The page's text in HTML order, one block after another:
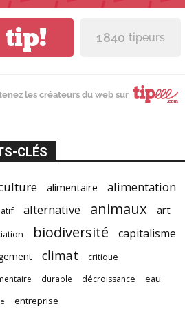
tip! 1 840 tipeurs
les créateurs du web sur
CLÉS
alimentaire alimentation
alternative animaux art
biodiversité capitalisme
climat
critique
durable décroissance eau
entreprise